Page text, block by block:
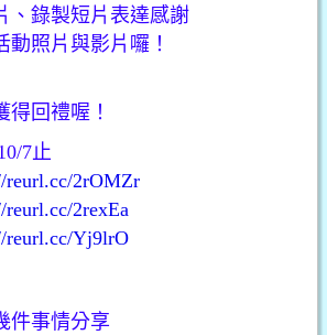
、錄製短片表達感謝
照片與影片囉！
得回禮喔！
7止
reurl.cc/2rOMZr
reurl.cc/2rexEa
reurl.cc/Yj9lrO
件事情分享